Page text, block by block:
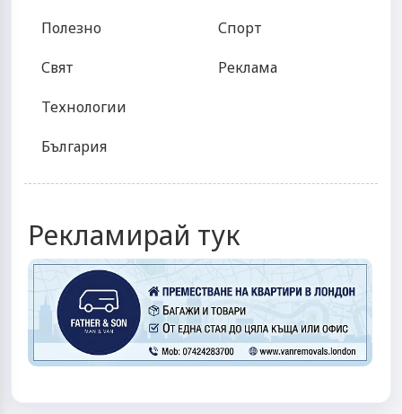
Полезно
Свят
Технологии
България
Спорт
Реклама
Рекламирай тук